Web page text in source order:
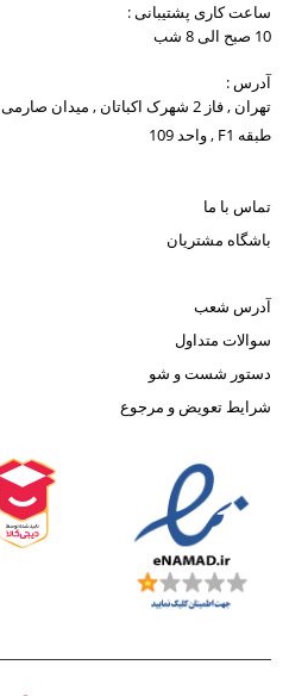
ساعت کاری پشتیبانی :
10 صبح الی 8 شب
آدرس :
تهران , فاز 2 شهرک اکباتان ,
طبقه F1 , واحد 109
تماس با ما
باشگاه مشتریان
آدرس شعب
سوالات متداول
دستور شست و شو
شرایط تعویض و مرجوع